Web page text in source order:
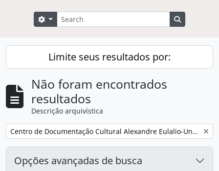
Buscar
Opções de busca
Limite seus resultados por:
Não foram encontrados
resultados
Descrição arquivística
Remover filtro: Centro de Documentação Cultural Alexandre Eulalio-Unicamp.
Opções avançadas de busca